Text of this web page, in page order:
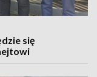
się